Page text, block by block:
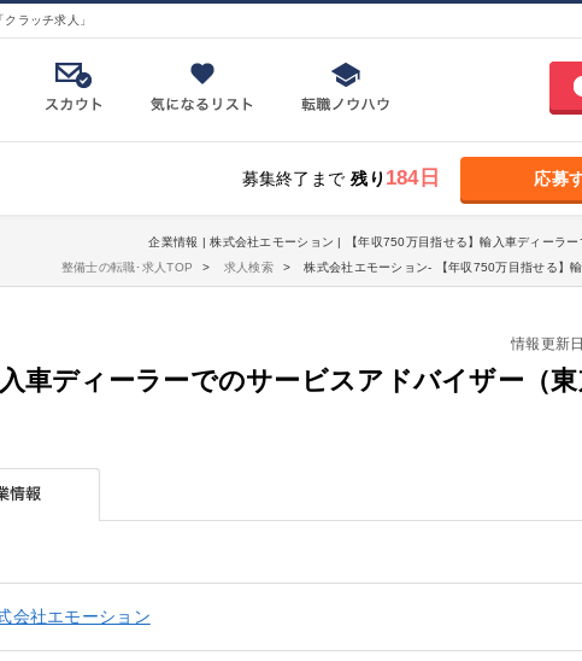
ラッチ求人」
応募
募集終了まで 残り 184日
企業情報 | 株式会社エモーション | 【年収750万目指せる】輸入車ディーラ
整備士の転職･求人TOP
求人検索 株式会社エモーション- 【年収750万目指せる】
情報更新
車ディーラーでのサービスアドバイザー（東
会社エモーション